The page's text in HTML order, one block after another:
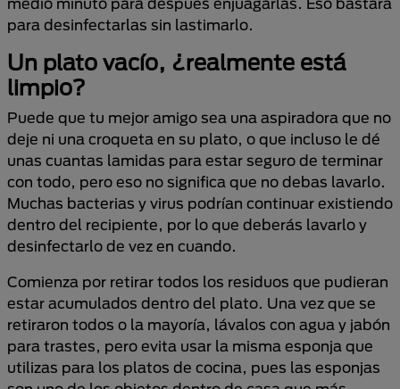
para desinfectarlas sin lastimarlo.
Un plato vacío, ¿realmente está
limpio?
Puede que tu mejor amigo sea una aspiradora que no
deje ni una croqueta en su plato, o que incluso le dé
unas cuantas lamidas para estar seguro de terminar
con todo, pero eso no significa que no debas lavarlo.
Muchas bacterias y virus podrían continuar existiendo
dentro del recipiente, por lo que deberás lavarlo y
desinfectarlo de vez en cuando.
Comienza por retirar todos los residuos que pudieran
estar acumulados dentro del plato. Una vez que se
retiraron todos o la mayoría, lávalos con agua y jabón
para trastes, pero evita usar la misma esponja que
utilizas para los platos de cocina, pues las esponjas